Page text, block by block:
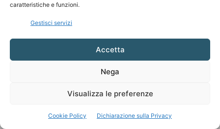
caratteristiche e funzioni.
Gestisci servizi
Accetta
Nega
Visualizza le preferenze
Cookie Policy Dichiarazione sulla Privacy